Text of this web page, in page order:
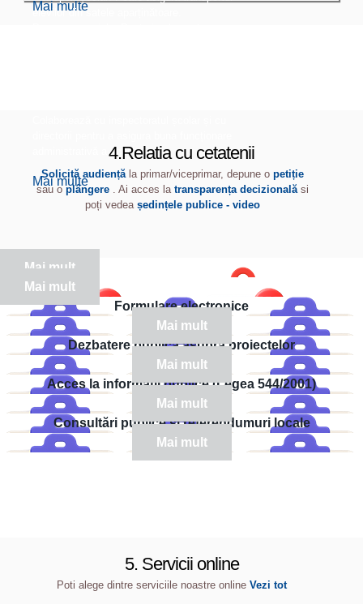
Mai multe
elevilor din satele aparținătoare.
administrativă a școlilor.
Mai multe
4.Relatia cu cetatenii
Solicită audiențăla primar/viceprimar, depune o petiție
sau oplângere. Ai acces la transparența decizionalăsi
poți vedea ședințele publice - video
Mai mult
Mai mult
Formulare electronice
Mai mult
Dezbatere publică asupra proiectelor
Mai mult
Acces la informații publice (Legea 544/2001)
Mai mult
Consultări publice și referendumuri locale
Mai mult
5. Servicii online
Poti alege dintre serviciile noastre online Vezi tot